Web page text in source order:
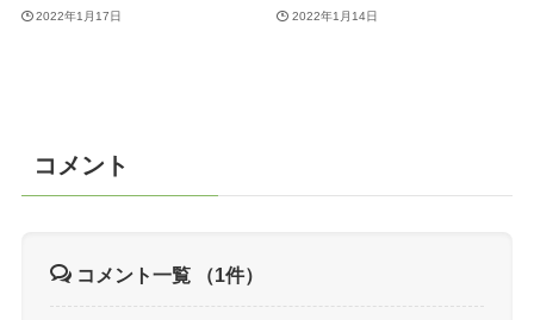
2022年1月17日 2022年1月14日
コメント
コメント一覧 （1件）